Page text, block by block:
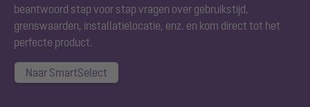
beantwoord stap voor stap vragen over gebruikstijd,
grenswaarden, installatielocatie, enz. en kom direct tot het
perfecte product.
Naar SmartSelect